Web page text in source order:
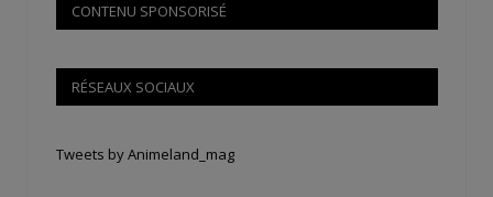
CONTENU SPONSORISÉ
RÉSEAUX SOCIAUX
Tweets by Animeland_mag